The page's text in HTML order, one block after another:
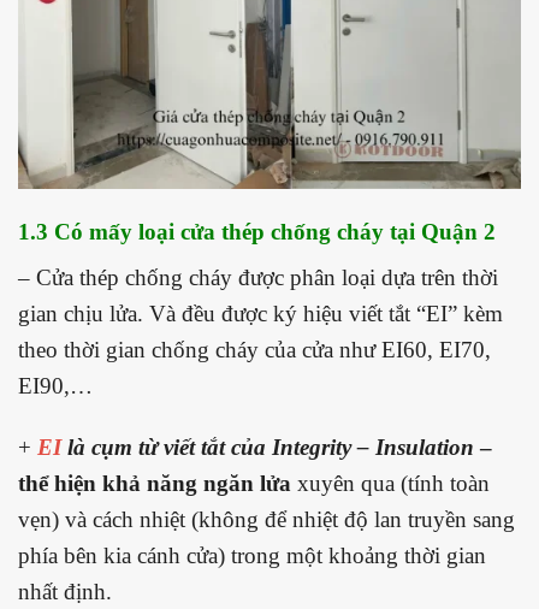
1.3 Có mấy loại cửa thép chống cháy tại Quận 2
– Cửa thép chống cháy được phân loại dựa trên thời
gian chịu lửa. Và đều được ký hiệu viết tắt “EI” kèm
theo thời gian chống cháy của cửa như EI60, EI70,
EI90,…
+ EIlà cụm từ viết tắt của Integrity – Insulation–
thể hiện khả năng ngăn lửa xuyên qua (tính toàn
vẹn) và cách nhiệt (không để nhiệt độ lan truyền sang
phía bên kia cánh cửa) trong một khoảng thời gian
nhất định.